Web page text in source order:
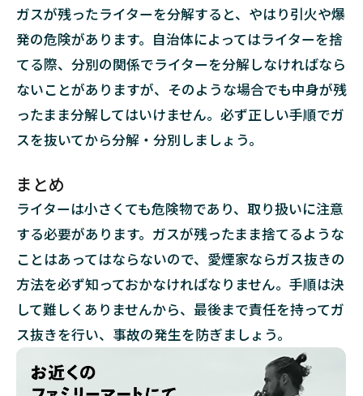
ガスが残ったライターを分解すると、やはり引火や爆
発の危険があります。自治体によってはライターを捨
てる際、分別の関係でライターを分解しなければなら
ないことがありますが、そのような場合でも中身が残
ったまま分解してはいけません。必ず正しい手順でガ
スを抜いてから分解・分別しましょう。
まとめ
ライターは小さくても危険物であり、取り扱いに注意
する必要があります。ガスが残ったまま捨てるような
ことはあってはならないので、愛煙家ならガス抜きの
方法を必ず知っておかなければなりません。手順は決
して難しくありませんから、最後まで責任を持ってガ
ス抜きを行い、事故の発生を防ぎましょう。